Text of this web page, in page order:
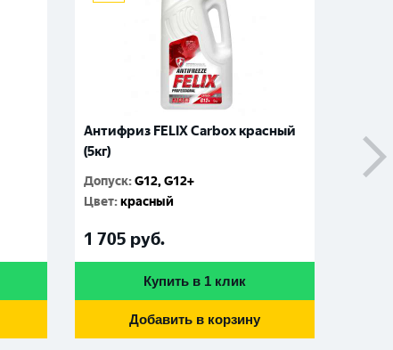
Антифриз FELIX Carbox красный
(5кг)
Допуск:G12, G12+
Цвет:красный
1 705 руб.
Купить в 1 клик
Добавить в корзину